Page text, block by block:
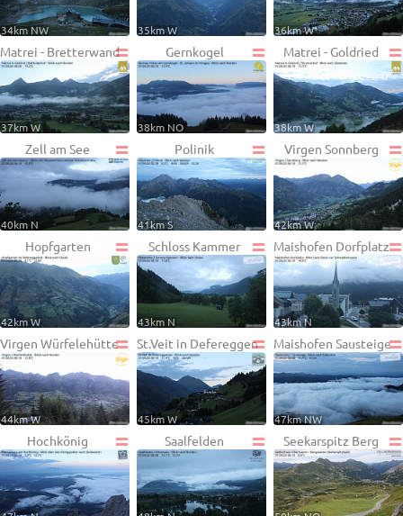
34km NW 35km W 36km W
Matrei - Bretterwand
37km W
Gernkogel
38km NO
Matrei - Goldried
38km W
Zell am See
40km N
Polinik
41km S
Virgen Sonnberg
42km W
Hopfgarten
42km W
Schloss Kammer
43km N
Maishofen Dorfplatz
43km N
Virgen Würfelehütte
44km W
St.Veit in Defereggen
45km W
Maishofen Sausteige
47km NW
Hochkönig Saalfelden Seekarspitz Berg